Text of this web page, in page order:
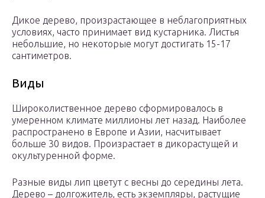
Дикое дерево, произрастающее в неблагоприятных
условиях, часто принимает вид кустарника. Листья
небольшие, но некоторые могут достигать 15-17
сантиметров.
Виды
Широколиственное дерево сформировалось в
умеренном климате миллионы лет назад. Наиболее
распространено в Европе и Азии, насчитывает
больше 30 видов. Произрастает в дикорастущей и
окультуренной форме.
Разные виды лип цветут с весны до середины лета.
Дерево – долгожитель, есть экземпляры, растущие